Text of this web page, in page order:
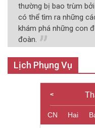
thường bị bao trùm
có thể tìm ra những
khám phá những con
đoàn.
Lịch Phụng Vụ
CN Hai